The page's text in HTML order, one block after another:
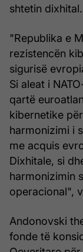
shtetin dixhital.
"Republika e
rezistencën
sigurisë
Si aleat i
qartë
kibernetike
harmonizimi i
me acquis
Dixhitale, si
harmonizimin
operacional",
Andonovski
fonde të